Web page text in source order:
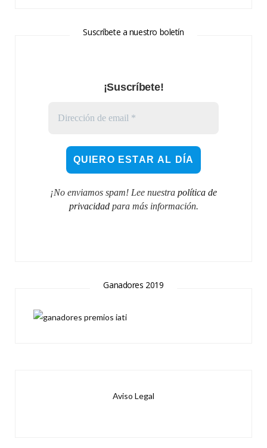
Suscríbete a nuestro boletín
¡Suscríbete!
¡No enviamos spam! Lee nuestra política de
privacidadpara más información.
Ganadores 2019
Aviso Legal